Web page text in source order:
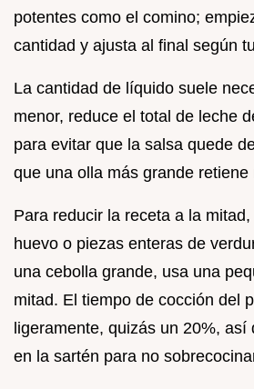
potentes como el comino;
cantidad y ajusta al final según
La cantidad de líquido suele
menor, reduce el total de leche
para evitar que la salsa quede
que una olla más grande retiene
Para reducir la receta a la
huevo o piezas enteras de
una cebolla grande, usa una
mitad. El tiempo de cocción del
ligeramente, quizás un 20%,
en la sartén para no